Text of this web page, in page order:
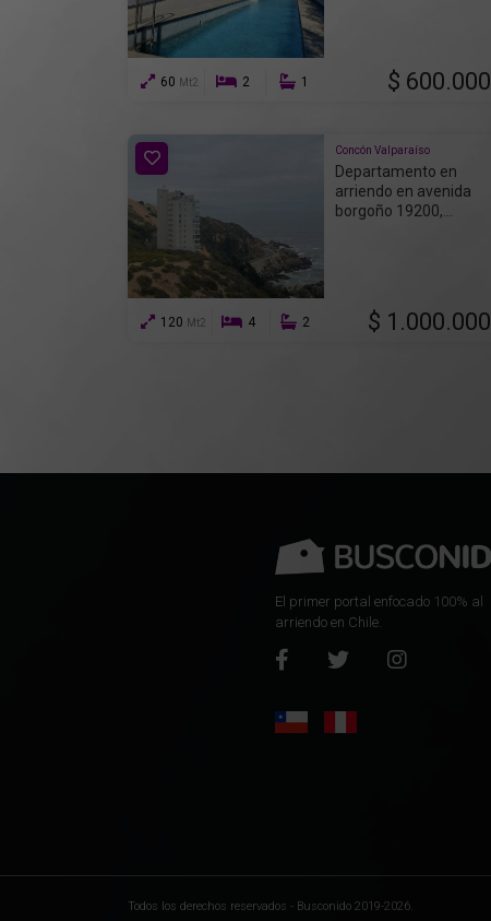
60 Mt2 2 1 $ 600.000
Concón Valparaíso
Departamento en
arriendo en avenida
borgoño 19200,...
120 Mt2 4 2 $ 1.000.000
El primer portal enfocado 100% al
arriendo en Chile.
Todos los derechos reservados - Busconido 2019-2026.